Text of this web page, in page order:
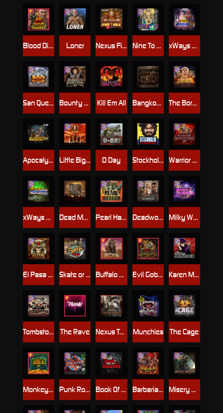
Kill Em All
Blood Diamond Nexus Fire In The Hole xBomb
Dead Men Walking
Munchies
Skate or Die
Stockholm Syndrome
Apocalypse Super xNudge
Bangkok Hilton
Nexus Tombstone RIP
Loner
Tombstone No Mercy
Book Of Shadows
The Cage
xWays Hoarder 2
Nine To Five
Bounty Hunters xNudge®
El Pasa Gunfight xNudge
Warrior Graveyard xNudge
Monkey's Gold xPays
Little Bighorn
Barbarian Fury
Evil Goblins xBomb
San Quentin xWays
Deadwood xNudge
Buffalo Hunter
Punk Rocker
Milky Ways
Pearl Harbor
Misery Mining
xWays Hoarder xSplit
Karen Maneater
D Day
The Border
The Rave